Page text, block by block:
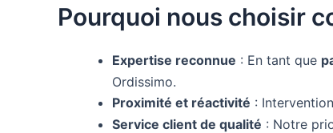
Pourquoi nous choisir
Expertise reconnue : En tant que
Ordissimo.
Proximité et réactivité :
Service client de qualité : Notre